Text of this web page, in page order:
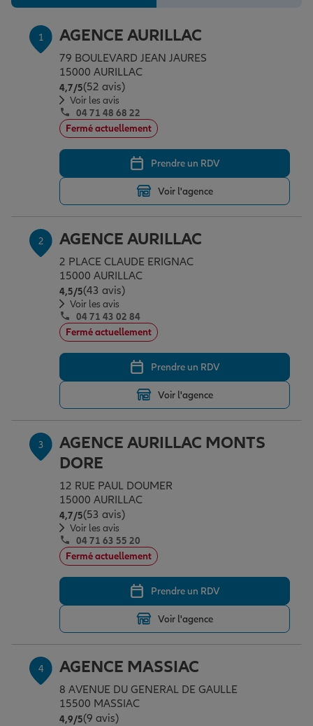
Assurance emprunteur
Prévoyance et dépendance
Assurance animal de compagnie
Protection de la famille
Protection juridique
Épargne & retraite
Plan épargne retraite
Assurance vie
Placements financiers
Investissements immobiliers
Transmission
Vos projets
Partir en vacances
Changer de voiture
Départ à la retraite
Préparer l’avenir
Conseil assurance
Assurance auto
Assurance habitation
Le Pack Famille
Garantie des accidents de la vie
Assurance scolaire
Protection juridique
Retraite
Tous nos devis d'assurance
Professionnels
Allianz en France
1 AGENCE AURILLAC
79 BOULEVARD JEAN JAURES
15000 AURILLAC
4,7/5Note de 4.7 sur 5
(52 avis)
Voir les avis
04 71 48 68 22
Fermé actuellement
Prendre un RDV
Voir l'agence
2 AGENCE AURILLAC
2 PLACE CLAUDE ERIGNAC
15000 AURILLAC
4,5/5Note de 4.5 sur 5
(43 avis)
Voir les avis
04 71 43 02 84
Fermé actuellement
Prendre un RDV
Voir l'agence
3
AGENCE AURILLAC MONTS
DORE
12 RUE PAUL DOUMER
15000 AURILLAC
4,7/5Note de 4.7 sur 5
(53 avis)
Voir les avis
04 71 63 55 20
Fermé actuellement
Prendre un RDV
Voir l'agence
4 AGENCE MASSIAC
8 AVENUE DU GENERAL DE GAULLE
15500 MASSIAC
4,9/5Note de 4.9 sur 5
(9 avis)